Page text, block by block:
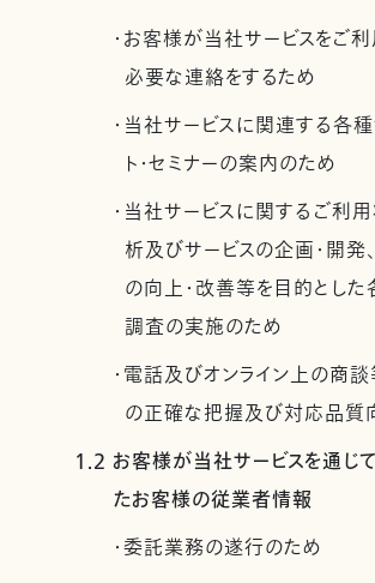
・お客様が当社サービスをご
必要な連絡をするため
・当社サービスに関連する各種
ト・セミナーの案内のため
・当社サービスに関するご利
析及びサービスの企画・開発
の向上・改善等を目的とした
調査の実施のため
・電話及びオンライン上の商
の正確な把握及び対応品質
1.2 お客様が当社サービスを通じ
たお客様の従業者情報
・委託業務の遂行のため